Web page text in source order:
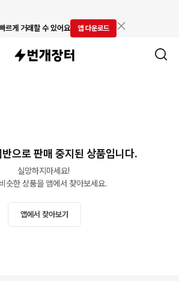
르게 거래할 수 있어요 앱 다운로드
으로 판매 중지된 상품입니다.
실망하지마세요!
슷한 상품을 앱에서 찾아보세요.
앱에서 찾아보기